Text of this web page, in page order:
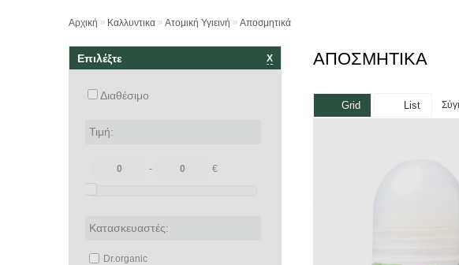
Αρχική » Καλλυντικα » Ατομική Υγιεινή » Αποσμητικά
ΑΠΟΣΜΗΤΙΚΆ
Grid List
Επιλέξτε Χ
Διαθέσιμο
Τιμή:
- €
Κατασκευαστές:
Dr.organic